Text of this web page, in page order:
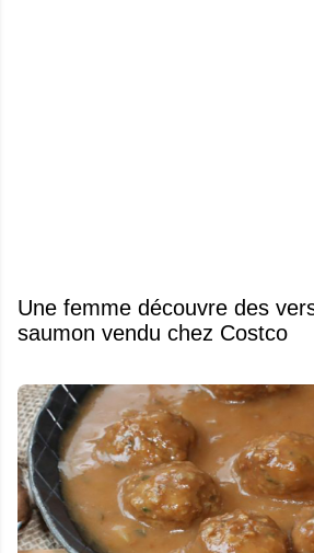
Une femme découvre des
saumon vendu chez Costco